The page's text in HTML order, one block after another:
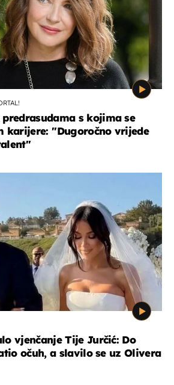
s kojima se
karijere: ''Dugoročno vrijede
vjenčanje Tije Jurčić: Do
očuh, a slavilo se uz Olivera